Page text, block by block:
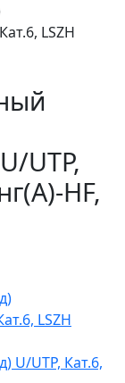
LSZH
UTP,
HF,